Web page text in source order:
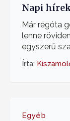
Napi hírek
Már régóta
lenne
egyszerű
Írta:
Egyéb